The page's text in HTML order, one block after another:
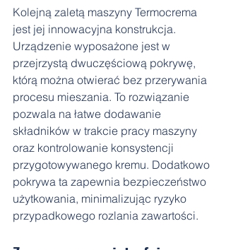
Kolejną zaletą maszyny Termocrema
jest jej innowacyjna konstrukcja.
Urządzenie wyposażone jest w
przejrzystą dwuczęściową pokrywę,
którą można otwierać bez przerywania
procesu mieszania. To rozwiązanie
pozwala na łatwe dodawanie
składników w trakcie pracy maszyny
oraz kontrolowanie konsystencji
przygotowywanego kremu. Dodatkowo
pokrywa ta zapewnia bezpieczeństwo
użytkowania, minimalizując ryzyko
przypadkowego rozlania zawartości.